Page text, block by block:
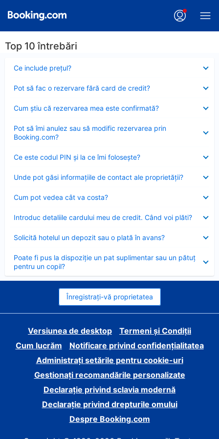
Top 10 întrebări
Ce include preţul?
închis
Pot să fac o rezervare fără card de credit?
închis
Cum ştiu că rezervarea mea este confirmată?
închis
Pot să îmi anulez sau să modific rezervarea prin
Booking.com?
închis
Ce este codul PIN şi la ce îmi foloseşte?
închis
Unde pot găsi informațiile de contact ale proprietății?
închis
Cum pot vedea cât va costa?
închis
Introduc detaliile cardului meu de credit. Când voi plăti?
închis
Solicită hotelul un depozit sau o plată în avans?
închis
Poate fi pus la dispoziție un pat suplimentar sau un pătuț
pentru un copil?
închis
Înregistrați-vă proprietatea
Versiunea de desktop
Termeni și Condiții
Cum lucrăm
Notificare privind confidențialitatea
Administrați setările pentru cookie-uri
Gestionați recomandările personalizate
Declarație privind sclavia modernă
Declarație privind drepturile omului
Despre Booking.com